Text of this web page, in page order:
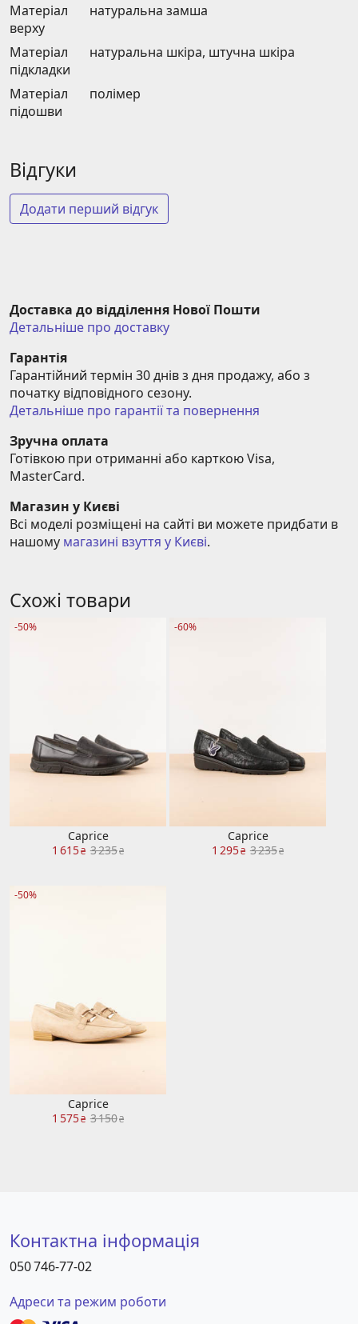
Матеріал
верху
натуральна замша
Матеріал
підкладки
натуральна шкіра, штучна шкіра
Матеріал
підошви
полімер
Відгуки
Додати перший відгук
Доставка до відділення Нової Пошти
Детальніше про доставку
Гарантія
Гарантійний термін 30 днів з дня продажу, або з
початку відповідного сезону.
Детальніше про гарантії та повернення
Зручна оплата
Готівкою при отриманні або карткою Visa,
MasterCard.
Магазин у Києві
Всі моделі розміщені на сайті ви можете придбати в
нашому магазині взуття у Києві.
Схожі товари
-50%
Caprice
1 615₴ 3 235₴
-60%
Caprice
1 295₴ 3 235₴
-50%
Caprice
1 575₴ 3 150₴
Контактна інформація
050 746-77-02
Адреси та режим роботи